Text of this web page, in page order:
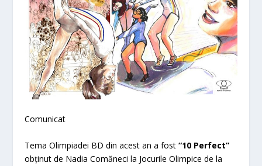
Comunicat
Tema Olimpiadei BD din acest an a fost“10 Perfect”
obținut de Nadia Comăneci la Jocurile Olimpice de la